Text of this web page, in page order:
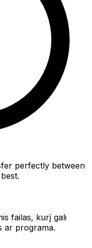
perfectly between
failas, kurį gali
ar programa.